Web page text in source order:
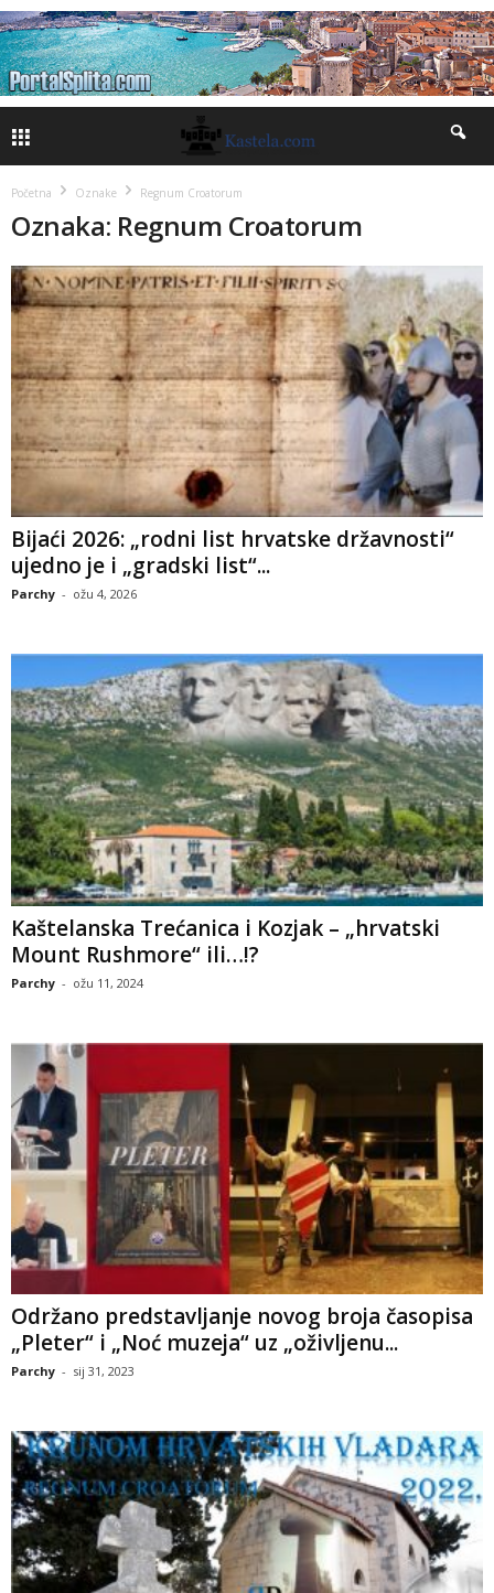
Početna Oznake Regnum Croatorum
Oznaka: Regnum Croatorum
Bijaći 2026: „rodni list hrvatske državnosti“
ujedno je i „gradski list“...
Parchy - ožu 4, 2026
Kaštelanska Trećanica i Kozjak – „hrvatski
Mount Rushmore“ ili…!?
Parchy - ožu 11, 2024
Održano predstavljanje novog broja časopisa
„Pleter“ i „Noć muzeja“ uz „oživljenu...
Parchy - sij 31, 2023